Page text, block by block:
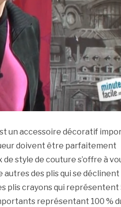
un accessoire décoratif
doivent être parfaitement
style de couture s’offre à
autres des plis qui se déclinent
plis crayons qui représentent
représentant 100 %